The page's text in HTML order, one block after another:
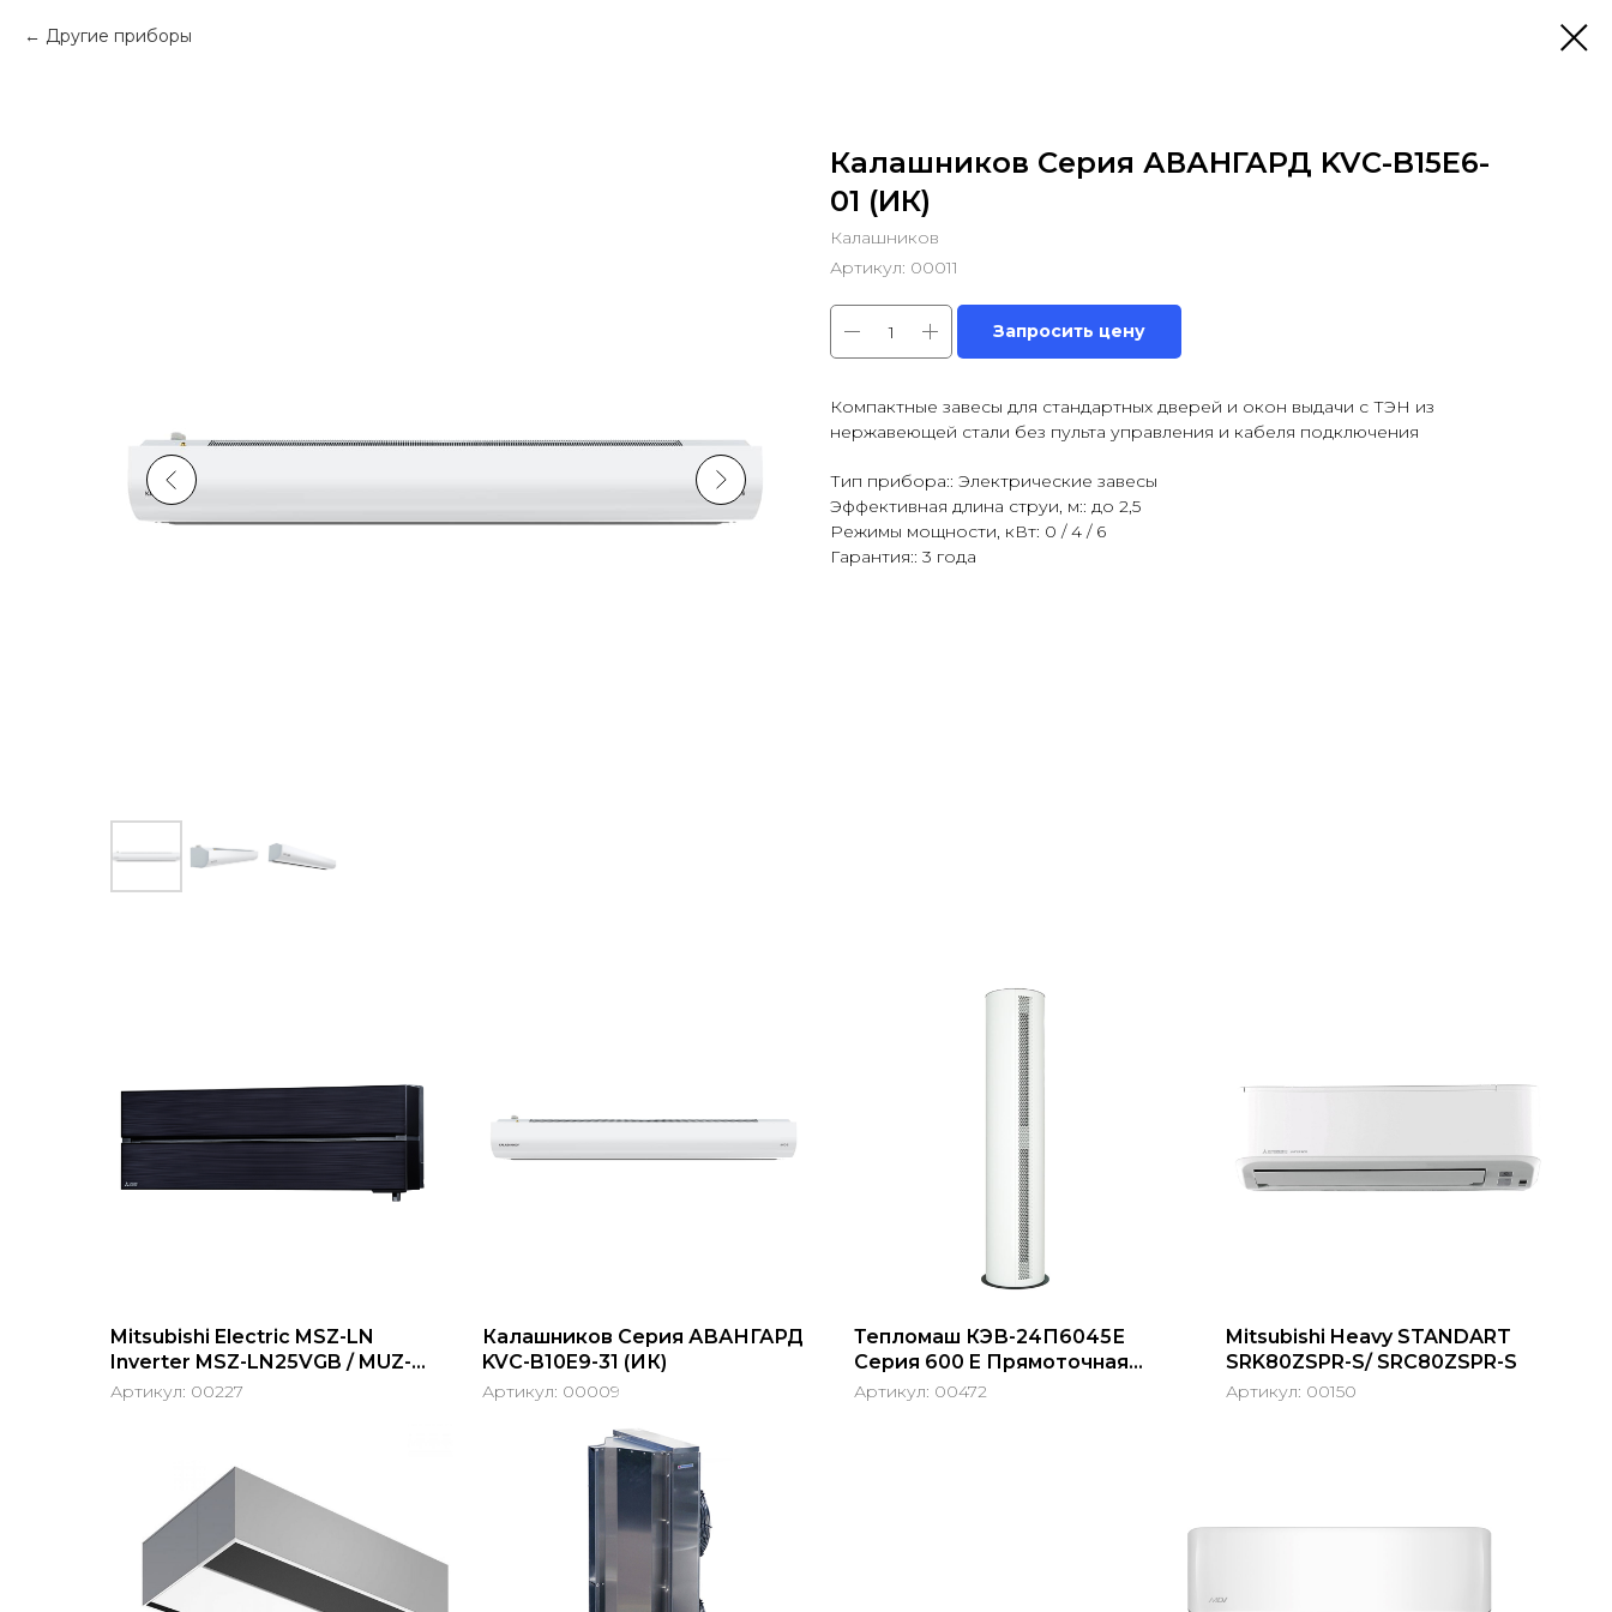
Другие приборы
Калашников Серия АВАНГАРД KVС-B15E6-
01 (ИК)
Калашников
Артикул: 00011
Запросить цену
Компактные завесы для стандартных дверей и окон выдачи с ТЭН из
нержавеющей стали без пульта управления и кабеля подключения
Тип прибора:: Электрические завесы
Эффективная длина струи, м:: до 2,5
Режимы мощности, кВт: 0 / 4 / 6
Гарантия:: 3 года
Mitsubishi Electric MSZ-LN
Inverter MSZ-LN25VGB / MUZ-
LN25VG
Артикул: 00227
Калашников Серия АВАНГАРД
KVС-B10E9-31 (ИК)
Артикул: 00009
Тепломаш КЭВ-24П6045Е
Серия 600 E Прямоточная
Нержав.сталь
Артикул: 00472
Mitsubishi Heavy STANDART
SRK80ZSPR-S/ SRC80ZSPR-S
Артикул: 00150